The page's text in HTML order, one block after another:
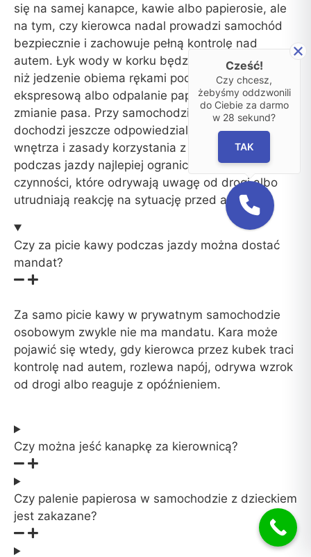
się na samej kanapce, kawie albo papierosie, ale
na tym, czy kierowca nadal prowadzi samochód
bezpiecznie i zachowuje pełną kontrolę nad
autem. Łyk wody w korku będzie oceniany inaczej
niż jedzenie obiema rękami podczas jazdy drogą
ekspresową albo odpalanie papierosa przy
zmianie pasa. Przy samochodzie z wynajmu
dochodzi jeszcze odpowiedzialność za stan
wnętrza i zasady korzystania z pojazdu. Dlatego
podczas jazdy najlepiej ograniczyć wszystkie
czynności, które odrywają uwagę od drogi albo
utrudniają reakcję na sytuację przed autem.
Czy za picie kawy podczas jazdy można dostać
mandat?
Za samo picie kawy w prywatnym samochodzie
osobowym zwykle nie ma mandatu. Kara może
pojawić się wtedy, gdy kierowca przez kubek traci
kontrolę nad autem, rozlewa napój, odrywa wzrok
od drogi albo reaguje z opóźnieniem.
Czy można jeść kanapkę za kierownicą?
Czy palenie papierosa w samochodzie z dzieckiem
jest zakazane?
Cześć!
Czy chcesz,
żebyśmy oddzwonili
do Ciebie za darmo
w 28 sekund?
TAK